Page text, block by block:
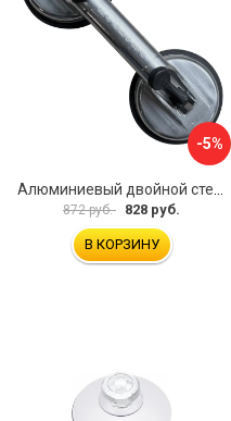
-5%
Алюминиевый двойной стеклодомкрат УправДом 4100002750
872 руб. 828 руб.
В КОРЗИНУ